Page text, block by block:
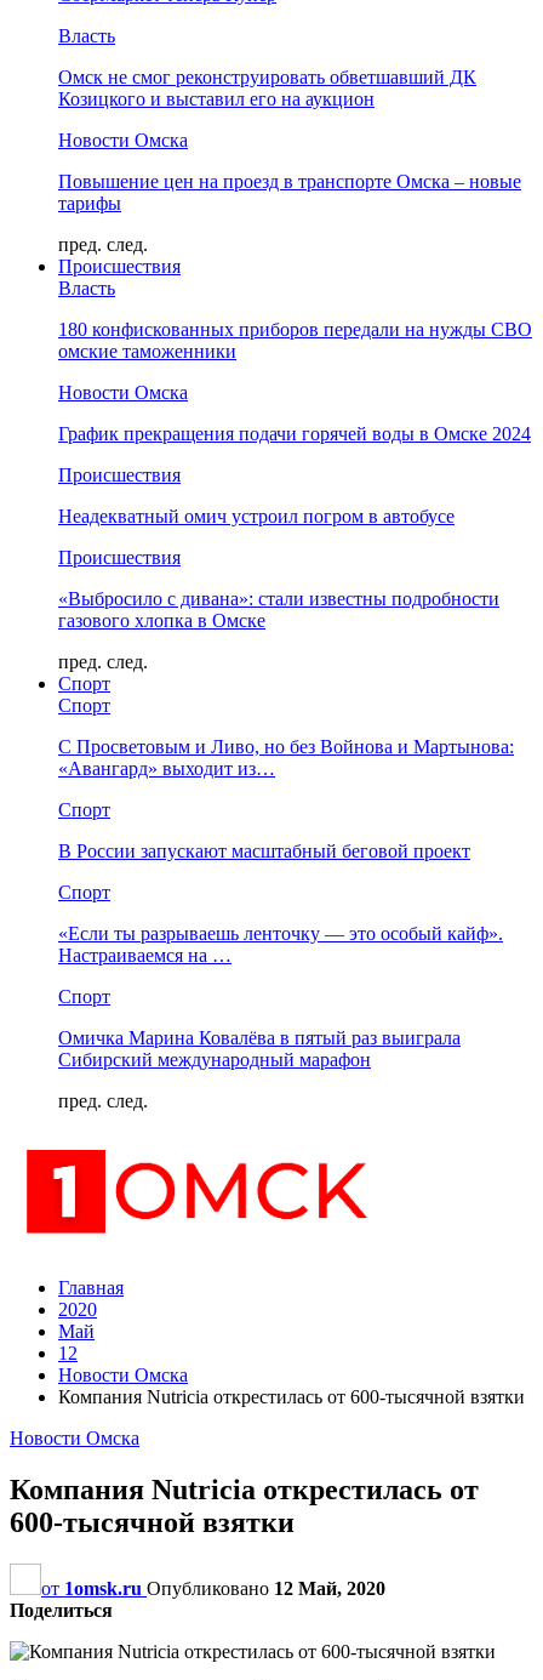
Власть
Омск не смог реконструировать обветшавший ДК
Козицкого и выставил его на аукцион
Новости Омска
Повышение цен на проезд в транспорте Омска – новые
тарифы
пред. след.
Происшествия
Власть
180 конфискованных приборов передали на нужды СВО
омские таможенники
Новости Омска
График прекращения подачи горячей воды в Омске 2024
Происшествия
Неадекватный омич устроил погром в автобусе
Происшествия
«Выбросило с дивана»: стали известны подробности
газового хлопка в Омске
пред. след.
Спорт
Спорт
С Просветовым и Ливо, но без Войнова и Мартынова:
«Авангард» выходит из…
Спорт
В России запускают масштабный беговой проект
Спорт
«Если ты разрываешь ленточку — это особый кайф».
Настраиваемся на …
Спорт
Омичка Марина Ковалёва в пятый раз выиграла
Сибирский международный марафон
пред. след.
Главная
2020
Май
12
Новости Омска
Компания Nutricia открестилась от 600-тысячной взятки
Новости Омска
Компания Nutricia открестилась от
600-тысячной взятки
от 1omsk.ru Опубликовано 12 Май, 2020
Поделиться